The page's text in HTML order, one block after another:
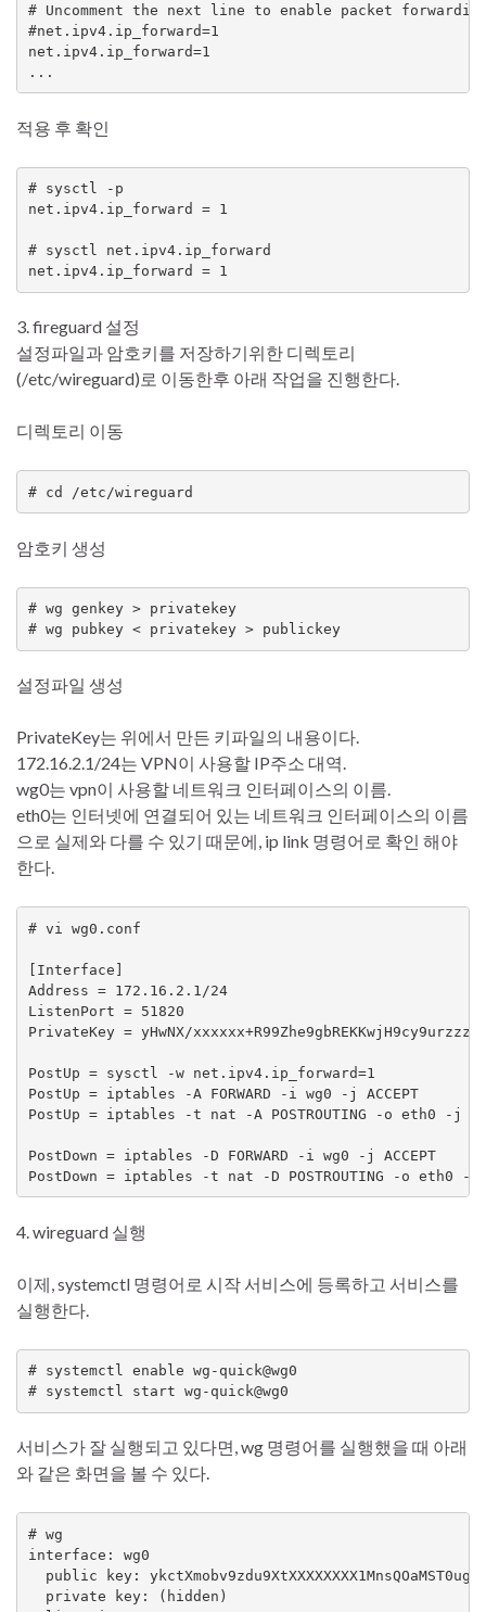
# Uncomment the next line to enable packet
#net.ipv4.ip_forward=1
net.ipv4.ip_forward=1
...
적용 후 확인
# sysctl -p
net.ipv4.ip_forward = 1
# sysctl net.ipv4.ip_forward
3. fireguard 설정
설정파일과 암호키를 저장하기위한 디렉토리
(/etc/wireguard)로 이동한후 아래 작업을 진행한다.
디렉토리 이동
# cd /etc/wireguard
암호키 생성
# wg genkey > privatekey
# wg pubkey < privatekey > publickey
설정파일 생성
PrivateKey는 위에서 만든 키파일의 내용이다.
172.16.2.1/24는 VPN이 사용할 IP주소 대역.
wg0는 vpn이 사용할 네트워크 인터페이스의 이름.
eth0는 인터넷에 연결되어 있는 네트워크 인터페이스의 이름
으로 실제와 다를 수 있기 때문에, ip link 명령어로 확인 해야
한다.
# vi wg0.conf
[Interface]
Address = 172.16.2.1/24
ListenPort = 51820
PrivateKey = yHwNX/
PostUp = sysctl -w net.ipv4.ip_forward=1
PostUp = iptables -A FORWARD -i wg0 -j ACCEPT
PostUp = iptables -t nat -A POSTROUTING -o eth0 -j
PostDown = iptables -D FORWARD -i wg0 -j ACCEPT
PostDown = iptables -t nat -D POSTROUTING -o eth0 -j
4. wireguard 실행
이제, systemctl 명령어로 시작 서비스에 등록하고 서비스를
실행한다.
# systemctl enable wg-quick@wg0
# systemctl start wg-quick@wg0
서비스가 잘 실행되고 있다면, wg 명령어를 실행했을 때 아래
와 같은 화면을 볼 수 있다.
# wg
interface: wg0
public key:
  private key: (hidden)